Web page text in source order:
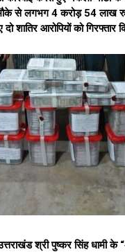
से लगभग 4 करोड़ 54 लाख
शातिर आरोपियों को गिरफ्तार
श्री पुष्कर सिंह धामी के